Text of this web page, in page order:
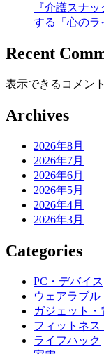
『介護スナ
する「心のラ
Recent
表示できるコメン
Archives
2026年8月
2026年7月
2026年6月
2026年5月
2026年4月
2026年3月
Categories
PC・デバイス
ウェアラブル
ガジェット・
フィットネス
ライフハック